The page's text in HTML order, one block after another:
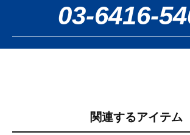
03-6416-
関連するアイテム